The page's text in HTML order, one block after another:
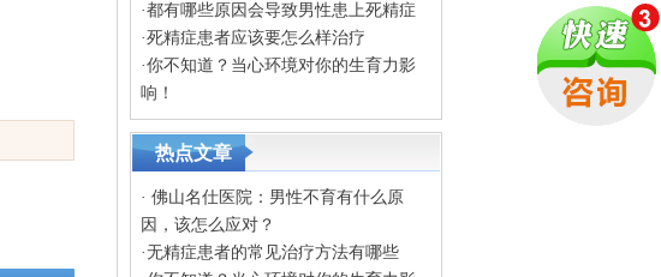
·都有哪些原因会导致男性患上死精症
·死精症患者应该要怎么样治疗
·你不知道？当心环境对你的生育力影
响！
热点文章
· 佛山名仕医院：男性不育有什么原
因，该怎么应对？
·无精症患者的常见治疗方法有哪些